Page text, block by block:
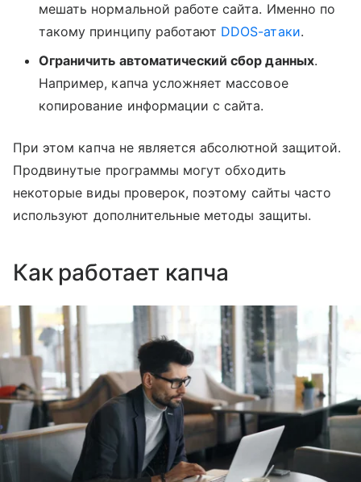
мешать нормальной работе сайта. Именно по
такому принципу работают DDOS-атаки.
Ограничить автоматический сбор данных.
Например, капча усложняет массовое
копирование информации с сайта.
При этом капча не является абсолютной защитой.
Продвинутые программы могут обходить
некоторые виды проверок, поэтому сайты часто
используют дополнительные методы защиты.
Как работает капча